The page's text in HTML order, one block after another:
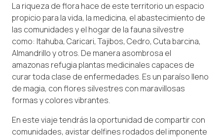
La riqueza de flora hace de este territorio un espacio
propicio para la vida, la medicina, el abastecimiento de
las comunidades y el hogar de la fauna silvestre
como: Itahuba, Caricari, Tajibos, Cedro, Cuta barcina,
Almandrillo y otros. De manera asombrosa el
amazonas refugia plantas medicinales capaces de
curar toda clase de enfermedades. Es un paraíso lleno
de magia, con flores silvestres con maravillosas
formas y colores vibrantes.
En este viaje tendrás la oportunidad de compartir con
comunidades, avistar delfines rodados del imponente